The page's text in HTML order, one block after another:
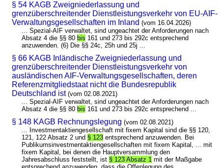
§ 54 KAGB Zweigniederlassung und
grenzüberschreitender Dienstleistungsverkehr von EU-AIF-
Verwaltungsgesellschaften im Inland (vom 16.04.2026)
... Spezial-AIF verwaltet, sind ungeachtet der Anforderungen nach
Absatz 4 die §§ 80 bis 161 und 273 bis 292c entsprechend
anzuwenden. (6) Die §§ 24c, 25h und 25j ...
§ 66 KAGB Inländische Zweigniederlassung und
grenzüberschreitender Dienstleistungsverkehr von
ausländischen AIF-Verwaltungsgesellschaften, deren
Referenzmitgliedstaat nicht die Bundesrepublik
Deutschland ist (vom 02.08.2021)
... Spezial-AIF verwaltet, sind ungeachtet der Anforderungen nach
Absatz 4 die §§ 80 bis 161 und 273 bis 292c entsprechend ...
§ 148 KAGB Rechnungslegung (vom 02.08.2021)
... Investmentaktiengesellschaft mit fixem Kapital sind die §§ 120,
121, 122 Absatz 2 und § 123 entsprechend anzuwenden. Bei
Publikumsinvestmentaktiengesellschaften mit fixem Kapital, ... mit
fixem Kapital, bei denen die Hauptversammlung den
Jahresabschluss feststellt, ist § 123 Absatz 1 mit der Maßgabe